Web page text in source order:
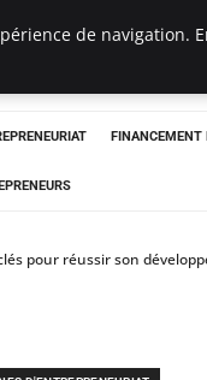
FINANCEMENT
pour réussir son
de